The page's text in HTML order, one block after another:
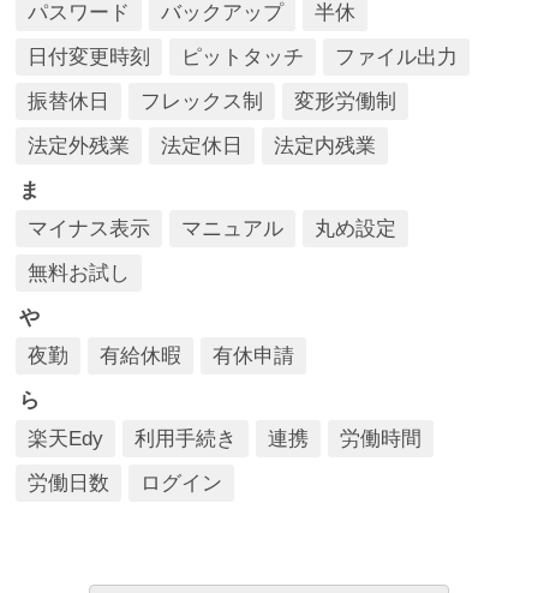
パスワード
バックアップ
半休
日付変更時刻
ピットタッチ
ファイル出力
振替休日
フレックス制
変形労働制
法定外残業
法定休日
法定内残業
ま
マイナス表示
マニュアル
丸め設定
無料お試し
や
夜勤
有給休暇
有休申請
ら
楽天Edy
利用手続き 連携
労働時間
労働日数
ログイン